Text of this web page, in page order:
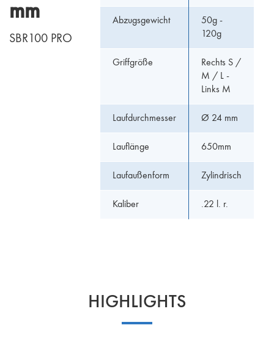
mm
SBR100 PRO
Abzugsgewicht
50g -
120g
Griffgröße
Rechts S /
M / L -
Links M
Laufdurchmesser Ø 24 mm
Lauflänge 650mm
Laufaußenform Zylindrisch
Kaliber .22 l. r.
HIGHLIGHTS